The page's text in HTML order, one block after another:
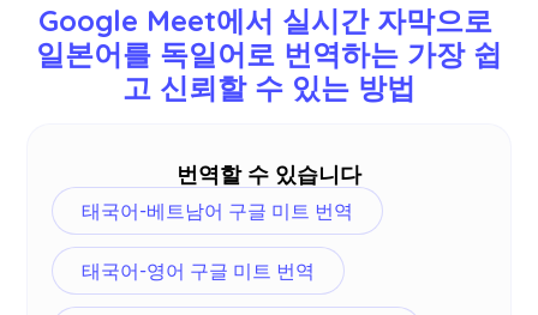
Korean, Spanish, Portuguese, French, German,
Swedish, Finnish, Arabic, Hindi, Urdu, Turkish,
Norwegian, Italian, Burmese, Russian, Filipino,
Google Meet에서 실시간 자막으로
일본어를 독일어로 번역하는 가장 쉽
고 신뢰할 수 있는 방법
번역할 수 있습니다
태국어-베트남어 구글 미트 번역
태국어-영어 구글 미트 번역